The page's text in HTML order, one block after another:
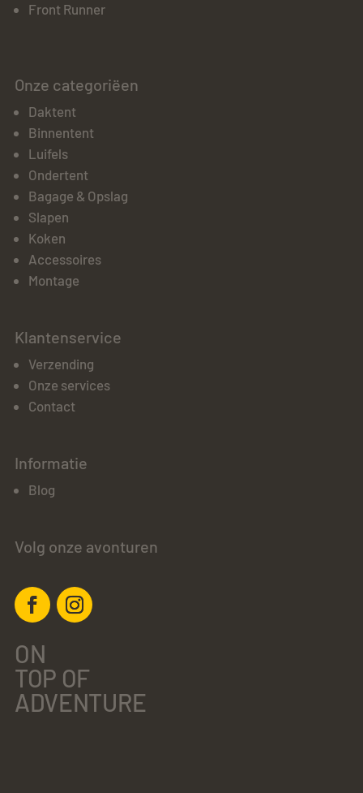
Front Runner
Onze categoriëen
Daktent
Binnentent
Luifels
Ondertent
Bagage & Opslag
Slapen
Koken
Accessoires
Montage
Klantenservice
Verzending
Onze services
Contact
Informatie
Blog
Volg onze avonturen
ON
TOP OF
ADVENTURE